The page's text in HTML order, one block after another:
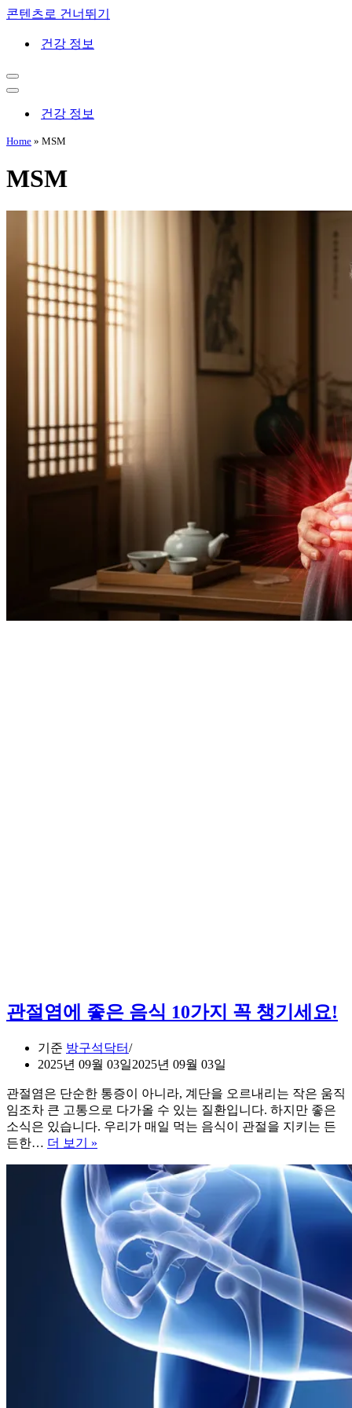
콘텐츠로 건너뛰기
건강 정보
내
비
션
내
이
뉴
건강 정보
Home » MSM
MSM
관절염에 좋은 음식 10가지 꼭 챙기세요!
기준 방구석닥터
2025년 09월 03일2025년 09월 03일
관절염은 단순한 통증이 아니라, 계단을 오르내리는 작은 움직
임조차 큰 고통으로 다가올 수 있는 질환입니다. 하지만 좋은
소식은 있습니다. 우리가 매일 먹는 음식이 관절을 지키는 든
든한… 더 보기 »
염
에
좋
은
음
식
10
가
지
꼭